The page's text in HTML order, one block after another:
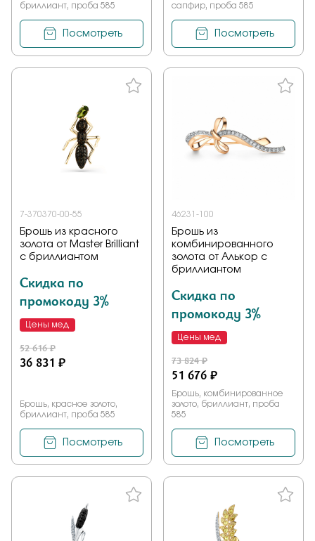
бриллиант, проба 585
Посмотреть
сапфир, проба 585
Посмотреть
7-370370-00-55
Брошь из красного
золота от Master Brilliant
с бриллиантом
Скидка по
промокоду 3%
Цены мед
52 616 ₽
36 831 ₽
Брошь, красное золото,
бриллиант, проба 585
Посмотреть
46231-100
Брошь из
комбинированного
золота от Алькор с
бриллиантом
Скидка по
промокоду 3%
Цены мед
73 824 ₽
51 676 ₽
Брошь, комбинированное
золото, бриллиант, проба
585
Посмотреть